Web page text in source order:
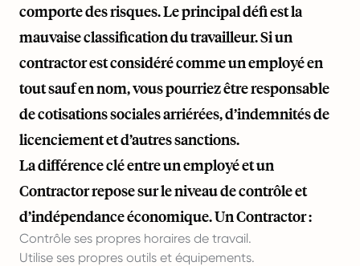
comporte des risques. Le principal défi est la
mauvaise classification du travailleur. Si un
contractor est considéré comme un employé en
tout sauf en nom, vous pourriez être responsable
de cotisations sociales arriérées, d’indemnités de
licenciement et d’autres sanctions.
La différence clé entre un employé et un
Contractor repose sur le niveau de contrôle et
d’indépendance économique. Un Contractor :
Contrôle ses propres horaires de travail.
Utilise ses propres outils et équipements.